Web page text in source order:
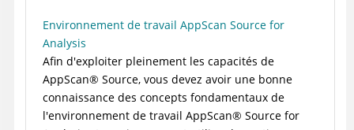
Environnement de travail AppScan Source for
Analysis
Afin d'exploiter pleinement les capacités de
AppScan® Source, vous devez avoir une bonne
connaissance des concepts fondamentaux de
l'environnement de travail AppScan® Source for